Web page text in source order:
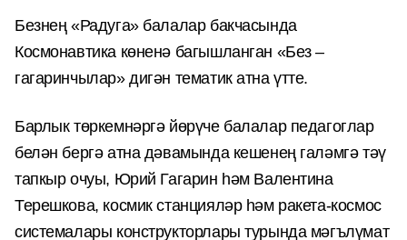
Безнең«Радуга» балалар бакчасында
Космонавтика көненә багышланган «Без –
гагаринчылар» дигән тематик атна үтте.
Барлык төркемнәргә йөрүче балалар педагоглар
белән бергә атна дәвамында кешенең галәмгә тәү
тапкыр очуы, Юрий Гагарин һәм Валентина
Терешкова, космик станцияләр һәм ракета-космос
системалары конструкторлары турында мәгълүмат